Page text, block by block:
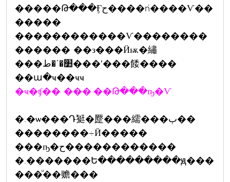
�����Թ���Ӻح����ǹ����Ѵ��
�����
������������Ѵ��������
������ ��з���Ӥѭ�繡
���׺�ʹ�ط���ʹ���餧����
��ա�ҹ��ҹҹ
�ҹ�ʧ�� ���·��Թ���ҧ�Ѵ
�.�ѡ���Դ㹶�蹷���繻���ٻ��
��������÷Ӥ�����
���ҧ�ح������������
�.�������Ե���������ԭ���
���ͧ��赡���